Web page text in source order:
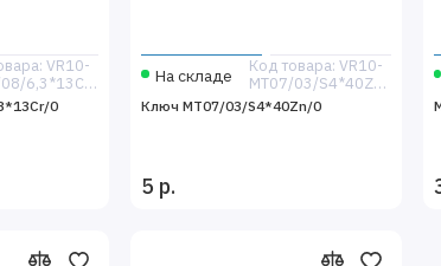
VR10-
MT03/08/6,3*13Cr/0
0
На складе
Код товара: VR10-
MT07/03/S4*40Zn/0
Ключ MT07/03/S4*40Zn/0
5 р.